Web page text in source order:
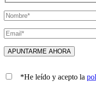
*He leído y acepto la